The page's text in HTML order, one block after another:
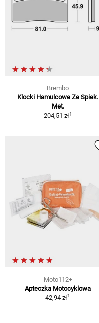
Brembo
Klocki Hamulcowe Ze Spiek.
Met.
204,51 zł1
Moto112+
Apteczka Motocyklowa
42,94 zł1